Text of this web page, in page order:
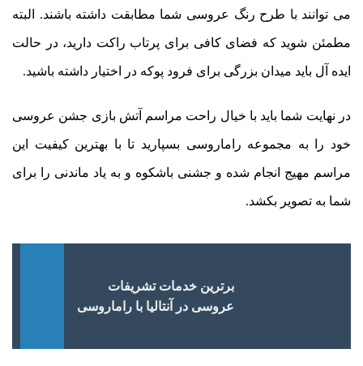
می توانند با طرح رنگ عروسی شما مطابقت داشته باشند. البته
مطمئن شوید که فضای کافی برای پرتاب راکت دارید، در حالت
ایده آل باید میدان بزرگی برای فرود پوکه در اختیار داشته باشید.
در نهایت شما باید با خیال راحت مراسم آتش بازی جشن عروسی
خود را به مجموعه راماروسی بسپارید تا با بهترین کیفیت این
مراسم مهیج انجام شده و جشنی باشکوه و به یاد ماندنی را برای
شما به تصویر بکشد.
برترین خدمات تشریفات
عروسی در آنتالیا با راماروسی